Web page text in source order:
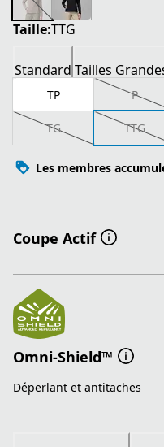
Taille:TTG
Standard Tailles
TP P
TG TTG
Les membres
Coupe Actif
Omni-Shield™
Déperlant et antitaches